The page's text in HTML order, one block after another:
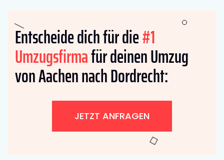
Entscheide dich für die#1
Umzugsfirmafür deinen Umzug
von Aachen nach Dordrecht:
JETZT ANFRAGEN